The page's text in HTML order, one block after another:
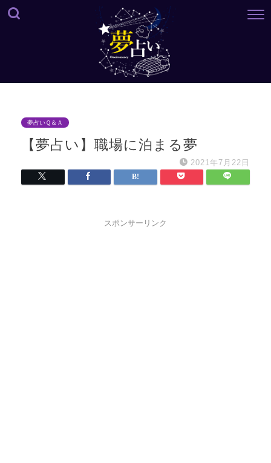
夢占いＱ＆Ａ
【夢占い】職場に泊まる夢
2021年7月22日
スポンサーリンク